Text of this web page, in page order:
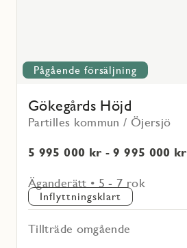
Pågående försäljning
Gökegårds Höjd
Partilles kommun / Öjersjö
5 995 000 kr - 9 995 000 kr
Äganderätt • 5 - 7 rok
Inflyttningsklart
Tillträde omgående